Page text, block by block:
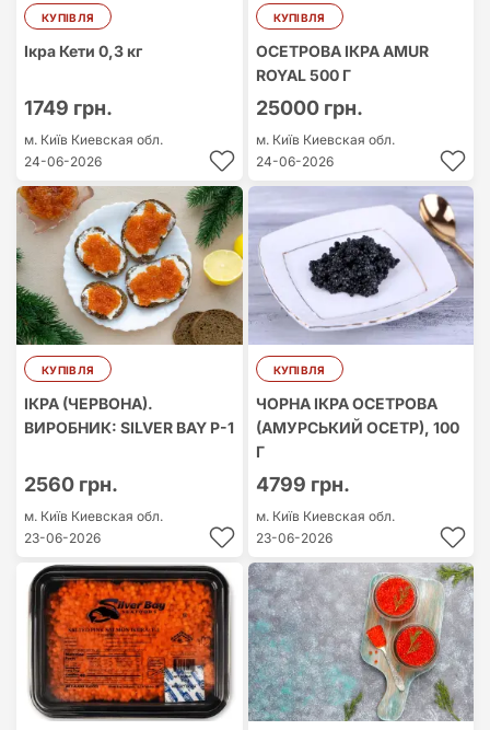
КУПІВЛЯ
Ікра Кети 0,3 кг
1749 грн.
м. Київ Киевская обл.
24-06-2026
КУПІВЛЯ
ОСЕТРОВА ІКРА AMUR
ROYAL 500 Г
25000 грн.
м. Київ Киевская обл.
24-06-2026
КУПІВЛЯ
ІКРА (ЧЕРВОНА).
ВИРОБНИК: SILVER BAY P-1
2560 грн.
м. Київ Киевская обл.
23-06-2026
КУПІВЛЯ
ЧОРНА ІКРА ОСЕТРОВА
(АМУРСЬКИЙ ОСЕТР), 100
Г
4799 грн.
м. Київ Киевская обл.
23-06-2026